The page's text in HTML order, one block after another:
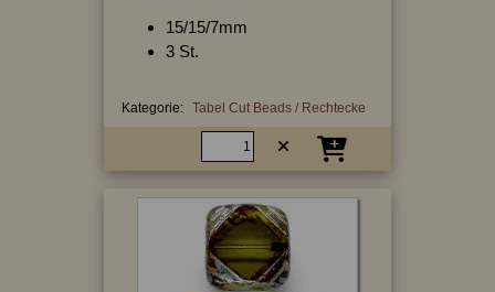
15/15/7mm
3 St.
Kategorie: Tabel Cut Beads / Rechtecke